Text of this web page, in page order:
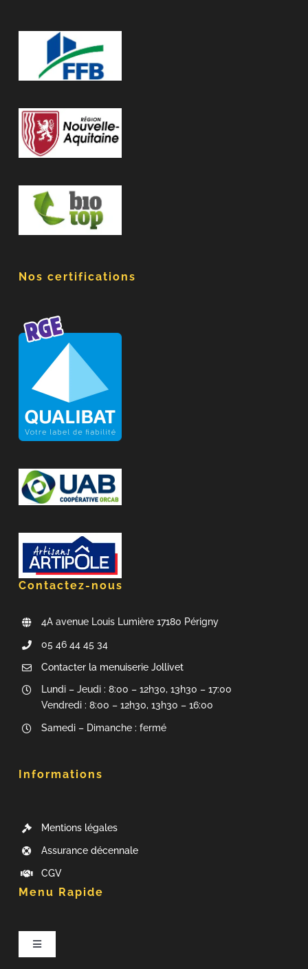
Nos certifications
Contactez-nous
4A avenue Louis Lumière 17180 Périgny
05 46 44 45 34
Contacter la menuiserie Jollivet
Lundi – Jeudi : 8:00 – 12h30, 13h30 – 17:00
Vendredi : 8:00 – 12h30, 13h30 – 16:00
Samedi – Dimanche : fermé
Informations
Mentions légales
Assurance décennale
CGV
Menu Rapide
Navigation
à